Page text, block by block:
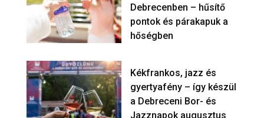
Debrecenben – hűsítő
pontok és párakapuk a
hőségben
Kékfrankos, jazz és
gyertyafény – így készül
a Debreceni Bor- és
Jazznapok augusztus